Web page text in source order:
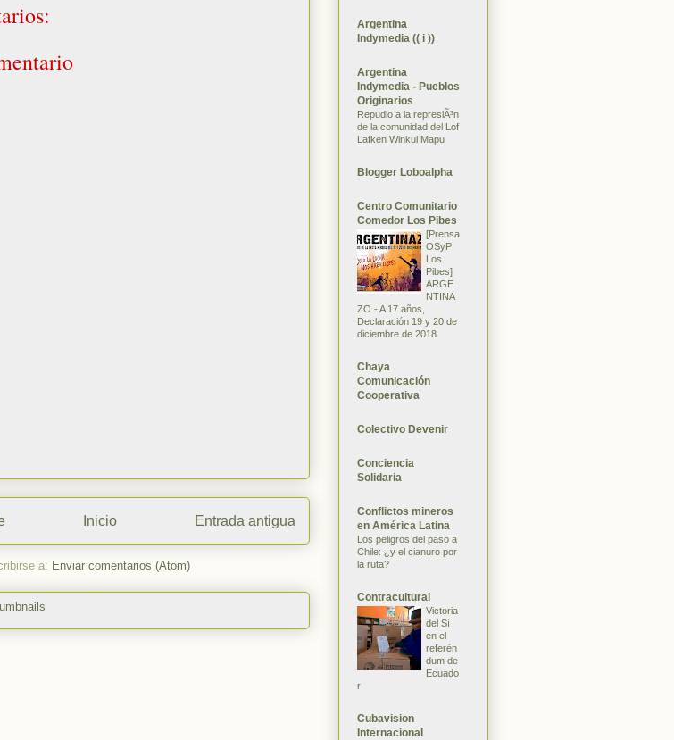
Entrada antigua
Inicio
a: Enviar comentarios (Atom)
Argentina
Indymedia (( i ))
Argentina
Indymedia - Pueblos
Originarios
Repudio a la represiÃ³n
de la comunidad del Lof
Lafken Winkul Mapu
Blogger Loboalpha
Centro Comunitario
Comedor Los Pibes
[Prensa
OSyP
Los
Pibes]
ARGE
NTINA
ZO - A 17 años,
Declaración 19 y 20 de
diciembre de 2018
Chaya
Comunicación
Cooperativa
Colectivo Devenir
Conciencia
Solidaria
Conflictos mineros
en América Latina
Los peligros del paso a
Chile: ¿y el cianuro por
la ruta?
Contracultural
Victoria
del Sí
en el
referén
dum de
Ecuado
r
Cubavision
Internacional